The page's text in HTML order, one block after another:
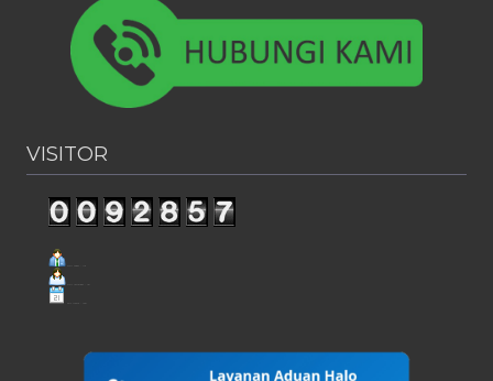
VISITOR
Visit Today : 110
Visit Yesterday : 191
This Month : 1261